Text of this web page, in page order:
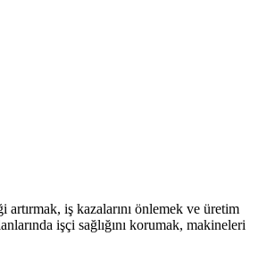
iş kazalarını önlemek ve üretim
işçi sağlığını korumak, makineleri